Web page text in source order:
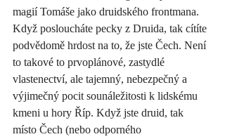
magií Tomáše jako druidského frontmana.
Když posloucháte pecky z Druida, tak cítíte
podvědomě hrdost na to, že jste Čech. Není
to takové to prvoplánové, zastydlé
vlastenectví, ale tajemný, nebezpečný a
výjimečný pocit sounáležitosti k lidskému
kmeni u hory Říp. Když jste druid, tak
místo Čech (nebo odporného